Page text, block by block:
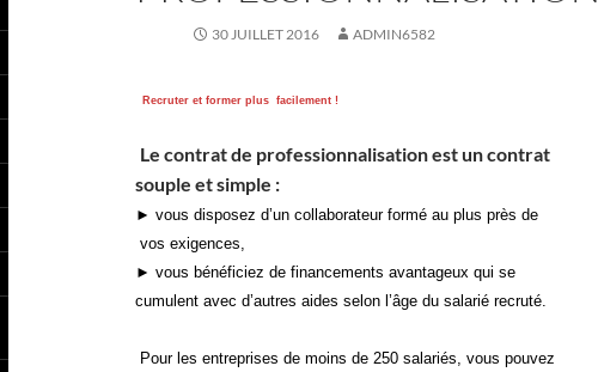
30 JUILLET 2016 ADMIN6582
Recruter et former plus facilement !
Le contrat de professionnalisation est un contrat
souple et simple :
► vous disposez d’un collaborateur formé au plus près de
vos exigences,
► vous bénéficiez de financements avantageux qui se
cumulent avec d’autres aides selon l’âge du salarié recruté.
Pour les entreprises de moins de 250 salariés, vous pouvez